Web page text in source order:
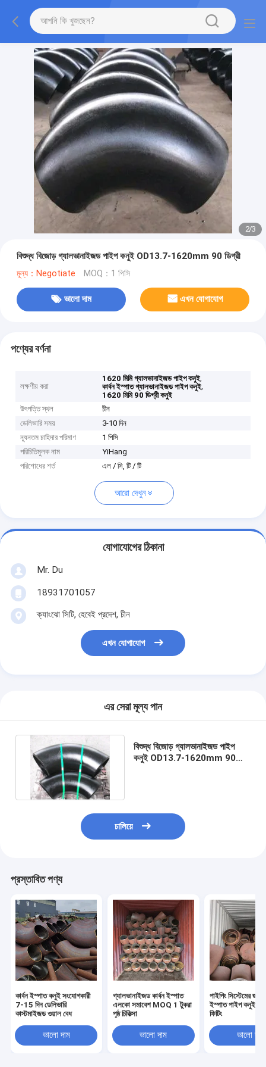
2/3
বিশুদ্ধ বিজোড় গ্যালভানাইজড পাইপ কনুই OD13.7-1620mm 90 ডিগ্রী
মূল্য：Negotiate MOQ：1 পিসি
ভালো দাম এখন যোগাযোগ
পণ্যের বর্ণনা
লক্ষণীয় করা
1620 মিমি গ্যালভানাইজড পাইপ কনুই,
কার্বন ইস্পাত গ্যালভানাইজড পাইপ কনুই,
1620 মিমি 90 ডিগ্রী কনুই
উৎপত্তি স্থল
চীন
ডেলিভারি সময়
3-10 দিন
ন্যূনতম চাহিদার পরিমাণ
1 পিসি
পরিচিতিমুলক নাম
YiHang
পরিশোধের শর্ত
এল / সি, টি / টি
আরো দেখুন
যোগাযোগের ঠিকানা
Mr. Du
18931701057
ক্যাংঝো সিটি, হেবেই প্রদেশ, চীন
এখন যোগাযোগ
এর সেরা মূল্য পান
বিশুদ্ধ বিজোড় গ্যালভানাইজড পাইপ
কনুই OD13.7-1620mm 90
চালিয়ে
প্রস্তাবিত পণ্য
কার্বন ইস্পাত কনুই সংযোগকারী
7-15 দিন ডেলিভারি
কাস্টমাইজড ওয়াল বেধ
ভালো দাম
গ্যালভানাইজড কার্বন ইস্পাত
এলকো সমাবেশ MOQ 1 টুকরা
পৃষ্ঠ চিকিত্সা
ভালো দাম
পাইপিং সিস্টেমের জন্য
ইস্পাত পাইপ কনুই
ফিটিং
ভালো দাম